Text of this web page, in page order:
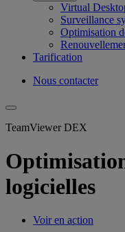
Virtual
Surveillance
Optimisation
Tarification
Nous contacter
TeamViewer DEX
logicielles
Voir en action